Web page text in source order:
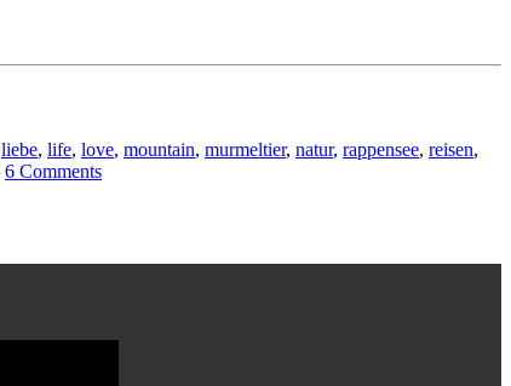
liebe, life, love, mountain, murmeltier, natur, rappensee, reisen,
6 Comments